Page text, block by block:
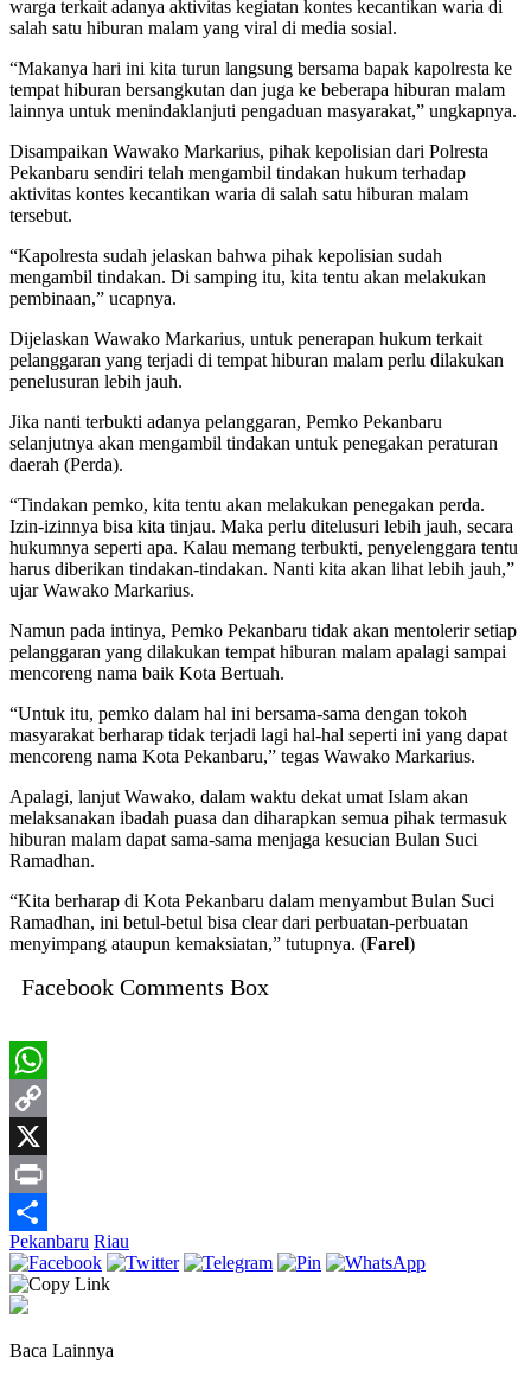
warga terkait adanya aktivitas kegiatan kontes kecantikan waria di
salah satu hiburan malam yang viral di media sosial.
“Makanya hari ini kita turun langsung bersama bapak kapolresta ke
tempat hiburan bersangkutan dan juga ke beberapa hiburan malam
lainnya untuk menindaklanjuti pengaduan masyarakat,” ungkapnya.
Disampaikan Wawako Markarius, pihak kepolisian dari Polresta
Pekanbaru sendiri telah mengambil tindakan hukum terhadap
aktivitas kontes kecantikan waria di salah satu hiburan malam
tersebut.
“Kapolresta sudah jelaskan bahwa pihak kepolisian sudah
mengambil tindakan. Di samping itu, kita tentu akan melakukan
pembinaan,” ucapnya.
Dijelaskan Wawako Markarius, untuk penerapan hukum terkait
pelanggaran yang terjadi di tempat hiburan malam perlu dilakukan
penelusuran lebih jauh.
Jika nanti terbukti adanya pelanggaran, Pemko Pekanbaru
selanjutnya akan mengambil tindakan untuk penegakan peraturan
daerah (Perda).
“Tindakan pemko, kita tentu akan melakukan penegakan perda.
Izin-izinnya bisa kita tinjau. Maka perlu ditelusuri lebih jauh, secara
hukumnya seperti apa. Kalau memang terbukti, penyelenggara tentu
harus diberikan tindakan-tindakan. Nanti kita akan lihat lebih jauh,”
ujar Wawako Markarius.
Namun pada intinya, Pemko Pekanbaru tidak akan mentolerir setiap
pelanggaran yang dilakukan tempat hiburan malam apalagi sampai
mencoreng nama baik Kota Bertuah.
“Untuk itu, pemko dalam hal ini bersama-sama dengan tokoh
masyarakat berharap tidak terjadi lagi hal-hal seperti ini yang dapat
mencoreng nama Kota Pekanbaru,” tegas Wawako Markarius.
Apalagi, lanjut Wawako, dalam waktu dekat umat Islam akan
melaksanakan ibadah puasa dan diharapkan semua pihak termasuk
hiburan malam dapat sama-sama menjaga kesucian Bulan Suci
Ramadhan.
“Kita berharap di Kota Pekanbaru dalam menyambut Bulan Suci
Ramadhan, ini betul-betul bisa clear dari perbuatan-perbuatan
menyimpang ataupun kemaksiatan,” tutupnya. (Farel)
Facebook Comments Box
WhatsApp
Copy
Link
X
Print
Share
Pekanbaru Riau
Baca Lainnya